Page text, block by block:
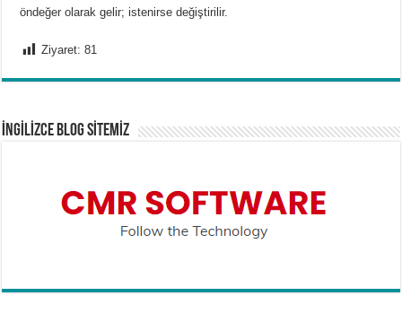
öndeğer olarak gelir; istenirse değiştirilir.
Ziyaret: 81
İNGİLİZCE BLOG SİTEMİZ